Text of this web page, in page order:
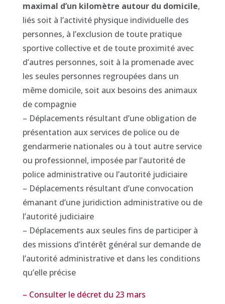
maximal d’un kilomètre autour du domicile,
liés soit à l’activité physique individuelle des
personnes, à l’exclusion de toute pratique
sportive collective et de toute proximité avec
d’autres personnes, soit à la promenade avec
les seules personnes regroupées dans un
même domicile, soit aux besoins des animaux
de compagnie
– Déplacements résultant d’une obligation de
présentation aux services de police ou de
gendarmerie nationales ou à tout autre service
ou professionnel, imposée par l’autorité de
police administrative ou l’autorité judiciaire
– Déplacements résultant d’une convocation
émanant d’une juridiction administrative ou de
l’autorité judiciaire
– Déplacements aux seules fins de participer à
des missions d’intérêt général sur demande de
l’autorité administrative et dans les conditions
qu’elle précise
– Consulter le décret du 23 mars